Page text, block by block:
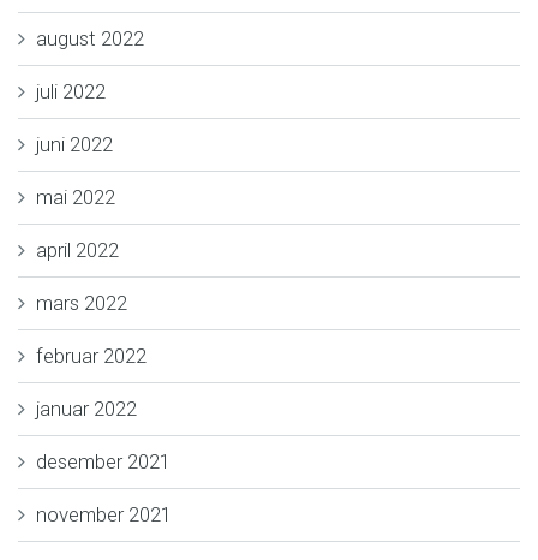
august 2022
juli 2022
juni 2022
mai 2022
april 2022
mars 2022
februar 2022
januar 2022
desember 2021
november 2021